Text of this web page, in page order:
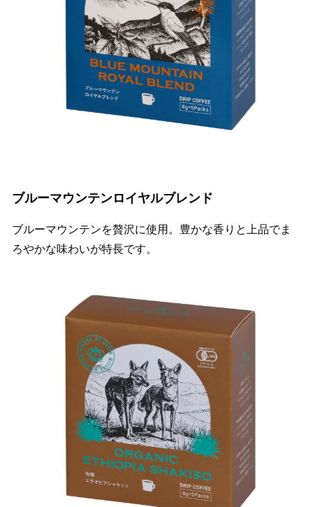
ブルーマウンテンロイヤルブレンド
ブルーマウンテンを贅沢に使用。豊かな香りと上品でま
ろやかな味わいが特長です。